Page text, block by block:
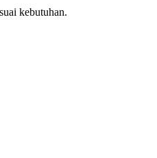
kebutuhan.